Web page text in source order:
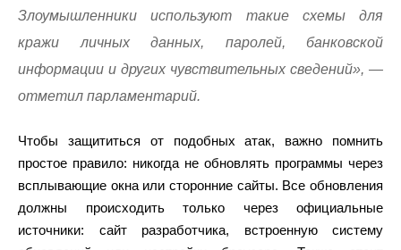
Злоумышленники используют такие схемы для
кражи личных данных, паролей, банковской
информации и других чувствительных сведений», —
отметил парламентарий.
Чтобы защититься от подобных атак, важно помнить
простое правило: никогда не обновлять программы через
всплывающие окна или сторонние сайты. Все обновления
должны происходить только через официальные
источники: сайт разработчика, встроенную систему